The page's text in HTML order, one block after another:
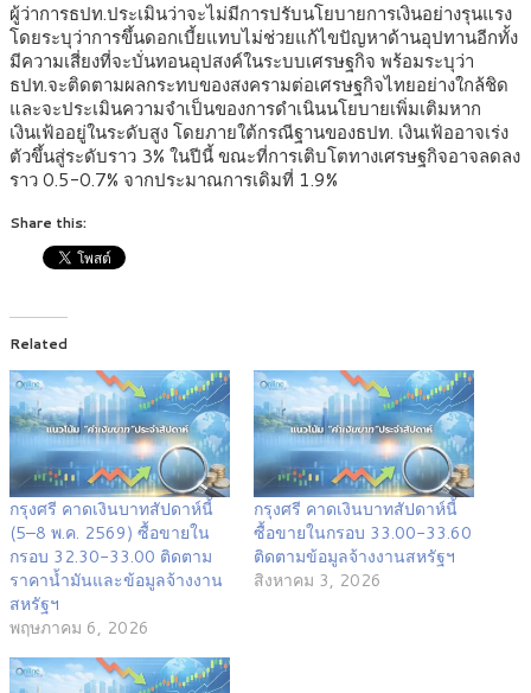
ผู้ว่าการธปท.ประเมินว่าจะไม่มีการปรับนโยบายการเงินอย่างรุนแรง
โดยระบุว่าการขึ้นดอกเบี้ยแทบไม่ช่วยแก้ไขปัญหาด้านอุปทานอีกทั้ง
มีความเสี่ยงที่จะบั่นทอนอุปสงค์ในระบบเศรษฐกิจ พร้อมระบุว่า
ธปท.จะติดตามผลกระทบของสงครามต่อเศรษฐกิจไทยอย่างใกล้ชิด
และจะประเมินความจำเป็นของการดำเนินนโยบายเพิ่มเติมหาก
เงินเฟ้ออยู่ในระดับสูง โดยภายใต้กรณีฐานของธปท. เงินเฟ้ออาจเร่ง
ตัวขึ้นสู่ระดับราว 3% ในปีนี้ ขณะที่การเติบโตทางเศรษฐกิจอาจลดลง
ราว 0.5-0.7% จากประมาณการเดิมที่ 1.9%
Share this:
Related
กรุงศรี คาดเงินบาทสัปดาห์นี้
(5–8 พ.ค. 2569) ซื้อขายใน
กรอบ 32.30-33.00 ติดตาม
ราคาน้ำมันและข้อมูลจ้างงาน
สหรัฐฯ
พฤษภาคม 6, 2026
กรุงศรี คาดเงินบาทสัปดาห์นี้
ซื้อขายในกรอบ 33.00-33.60
ติดตามข้อมูลจ้างงานสหรัฐฯ
สิงหาคม 3, 2026